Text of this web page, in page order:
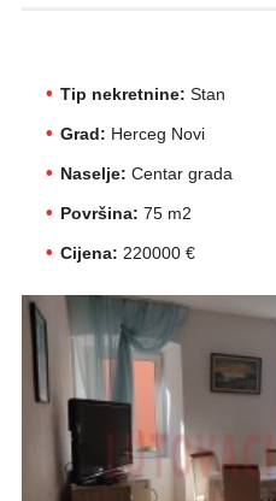
Tip nekretnine: Stan
Grad: Herceg Novi
Naselje: Centar grada
Površina: 75 m2
Cijena: 220000 €